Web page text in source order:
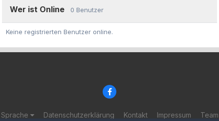
Wer ist Online 0 Benutzer
Keine registrierten Benutzer online.
Sprache Datenschutzerklärung Kontakt Impressum Team